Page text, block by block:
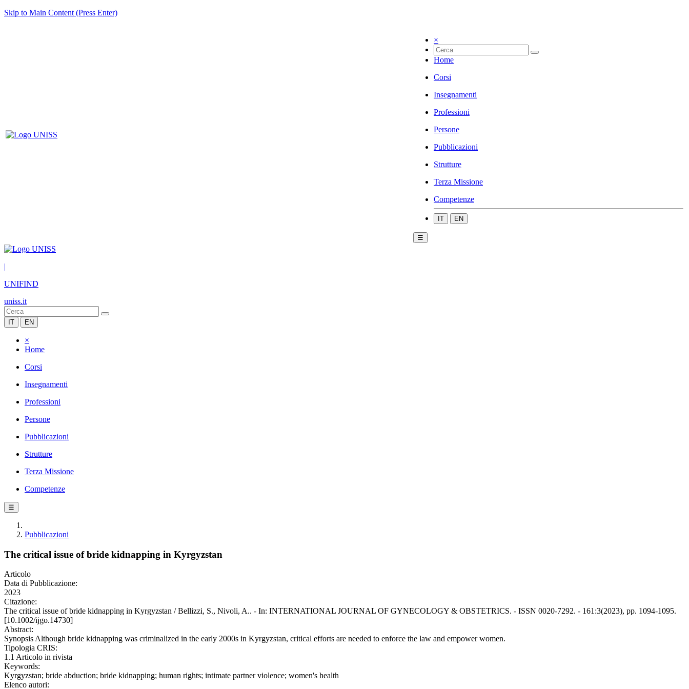
Skip to Main Content (Press Enter)
×
Home
Corsi
Insegnamenti
Professioni
Persone
Pubblicazioni
Strutture
Terza Missione
Competenze
IT EN
☰
|
UNIFIND
uniss.it
IT EN
×
Home
Corsi
Insegnamenti
Professioni
Persone
Pubblicazioni
Strutture
Terza Missione
Competenze
☰
Pubblicazioni
The critical issue of bride kidnapping in Kyrgyzstan
Articolo
Data di Pubblicazione:
2023
Citazione:
The critical issue of bride kidnapping in Kyrgyzstan / Bellizzi, S., Nivoli, A.. - In: INTERNATIONAL JOURNAL OF GYNECOLOGY & OBSTETRICS. - ISSN 0020-7292. - 161:3(2023), pp. 1094-1095.
[10.1002/ijgo.14730]
Abstract:
Synopsis Although bride kidnapping was criminalized in the early 2000s in Kyrgyzstan, critical efforts are needed to enforce the law and empower women.
Tipologia CRIS:
1.1 Articolo in rivista
Keywords:
Kyrgyzstan; bride abduction; bride kidnapping; human rights; intimate partner violence; women's health
Elenco autori: